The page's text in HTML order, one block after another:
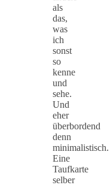
als
das,
was
ich
sonst
so
kenne
und
sehe.
Und
eher
überbordend
denn
minimalistisch.
Eine
Taufkarte
selber